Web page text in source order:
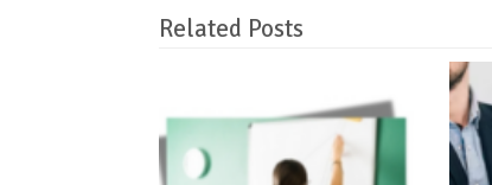
Related Posts